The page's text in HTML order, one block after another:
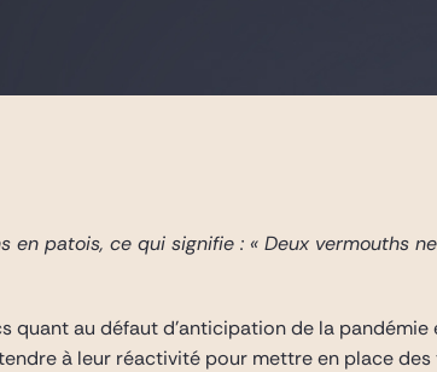
patois, ce qui signifie : « Deux vermouths
au défaut d’anticipation de la
à leur réactivité pour mettre en place